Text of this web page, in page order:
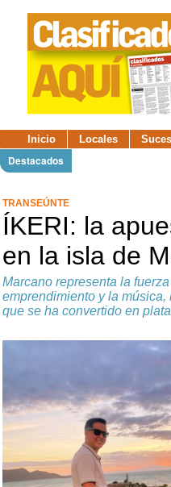
Inicio Locales
Destacados
TRANSEÚNTE
ÍKERI: la
en la isla de
Marcano representa la
emprendimiento y la
que se ha convertido en